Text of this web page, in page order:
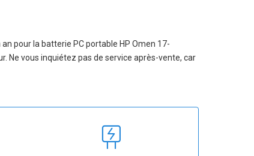
pour la batterie PC portable HP Omen 17-
Ne vous inquiétez pas de service après-vente, car